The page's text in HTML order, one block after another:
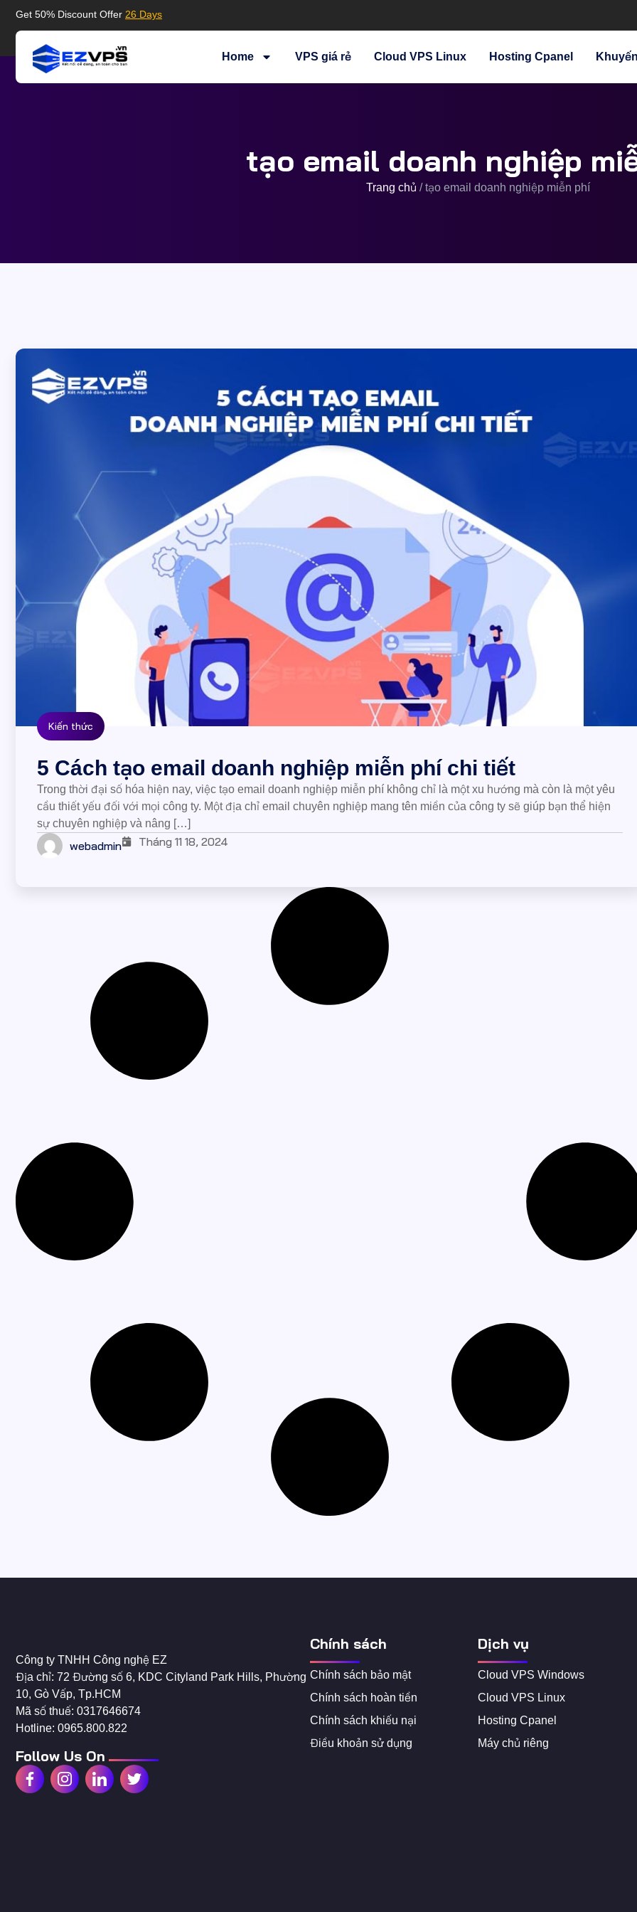
Get 50% Discount Offer 26 Days
Home VPS giá rẻ Cloud VPS Linux Hosting Cpanel
tạo email doanh nghiệp
Trang chủ /tạo email doanh nghiệp miễn phí
Kiến thức
5 Cách tạo email doanh nghiệp miễn phí chi tiết
Trong thời đại số hóa hiện nay, việc tạo email doanh nghiệp miễn phí không chỉ là một xu hướng mà còn là một yêu
cầu thiết yếu đối với mọi công ty. Một địa chỉ email chuyên nghiệp mang tên miền của công ty sẽ giúp bạn thể hiện
sự chuyên nghiệp và nâng […]
webadmin Tháng 11 18, 2024
Công ty TNHH Công nghệ EZ
Địa chỉ: 72 Đường số 6, KDC Cityland Park Hills, Phường
10, Gò Vấp, Tp.HCM
Mã số thuế: 0317646674
Hotline: 0965.800.822
Follow Us On
Chính sách
Chính sách bảo mật
Chính sách hoàn tiền
Chính sách khiếu nại
Điều khoản sử dụng
Dịch vụ
Cloud VPS Windows
Cloud VPS Linux
Hosting Cpanel
Máy chủ riêng